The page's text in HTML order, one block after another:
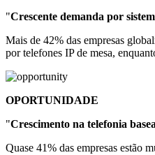
"Crescente demanda por
Mais de 42% das empresas
por telefones IP de mesa,
OPORTUNIDADE
"Crescimento na telefonia
Quase 41% das empresas estão